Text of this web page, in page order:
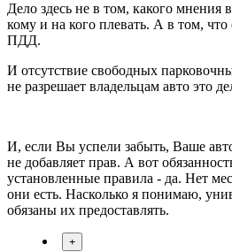
Дело здесь не в том, какого мнения
кому и на кого плевать. А в том,
ПДД.
И отсутствие свободных
не разрешает владельцам авто это
И, если Вы успели забыть, Ваше
не добавляет прав. А вот
установленные правила - да. Нет
они есть. Насколько я понимаю,
обязаны их предоставлять.